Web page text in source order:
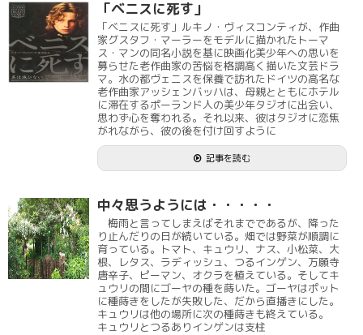
「ベニスに死す」
「ベニスに死す」ルキノ・ヴィスコンティが、作曲
家グスタフ・マーラーをモデルに描かれたトーマ
ス・マンの同名小説を基に映画化美少年への思いを
募らせた老作曲家の苦悩を格調高く描いた文芸ドラ
マ。水の都ヴェニスを保養で訪れたドイツの高名な
老作曲家アッシェンバッハは、母親とともにホテル
に滞在するポーランド人の美少年タジオに出会い、
思わず心を奪われる。それ以来、彼はタジオに恋焦
がれながら、彼の後を付け回すように
記事を読む
中々思うようには・・・・・
梅雨と言ってしまえばそれまでであるが、降った
り止んだりの日が続いている。畑では野菜が順調に
育っている。トマト、キュウリ、ナス、小松菜、大
根、レタス、ラディッシュ、つるインゲン、万願寺
唐辛子、ピーマン、オクラを植えている。そしてキ
ュウリの間にゴーヤの種を蒔いた。ゴーヤはポット
に種蒔きをしたが失敗した、だから直播きにした。
キュウリは他の場所に次の種蒔きも終えている。
キュウリとつるありインゲンは支柱